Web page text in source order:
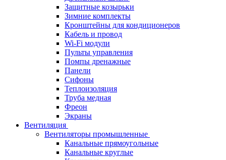
Защитные козырьки
Зимние комплекты
Кронштейны для кондиционеров
Кабель и провод
Wi-Fi модули
Пульты управления
Помпы дренажные
Панели
Сифоны
Теплоизоляция
Труба медная
Фреон
Экраны
Вентиляция
Вентиляторы промышленные
Канальные прямоугольные
Канальные круглые